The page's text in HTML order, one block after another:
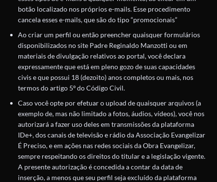
botão localizado nos próprios e-mails. Esse procedimento
cancela esses e-mails, que são do tipo “promocionais”
Ao criar um perfil ou então preencher quaisquer formulários
disponibilizados no site Padre Reginaldo Manzotti ou em
materiais de divulgação relativos ao portal, você declara
expressamente que está em pleno gozo de suas capacidades
civis e que possui 18 (dezoito) anos completos ou mais, nos
termos do artigo 5º do Código Civil.
Caso você opte por efetuar o upload de quaisquer arquivos (a
exemplo de, mas não limitado a fotos, áudios, vídeos), você nos
autorizará a fazer uso deles em transmissões da plataforma
IDe+, dos canais de televisão e rádio da Associação Evangelizar
É Preciso, e em ações nas redes sociais da Obra Evangelizar,
sempre respeitando os direitos do titular e a legislação vigente.
A presente autorização é concedida a contar da data de
inserção, a menos que seu perfil seja excluído da plataforma